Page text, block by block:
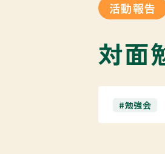
活動報告
対面
#勉強会